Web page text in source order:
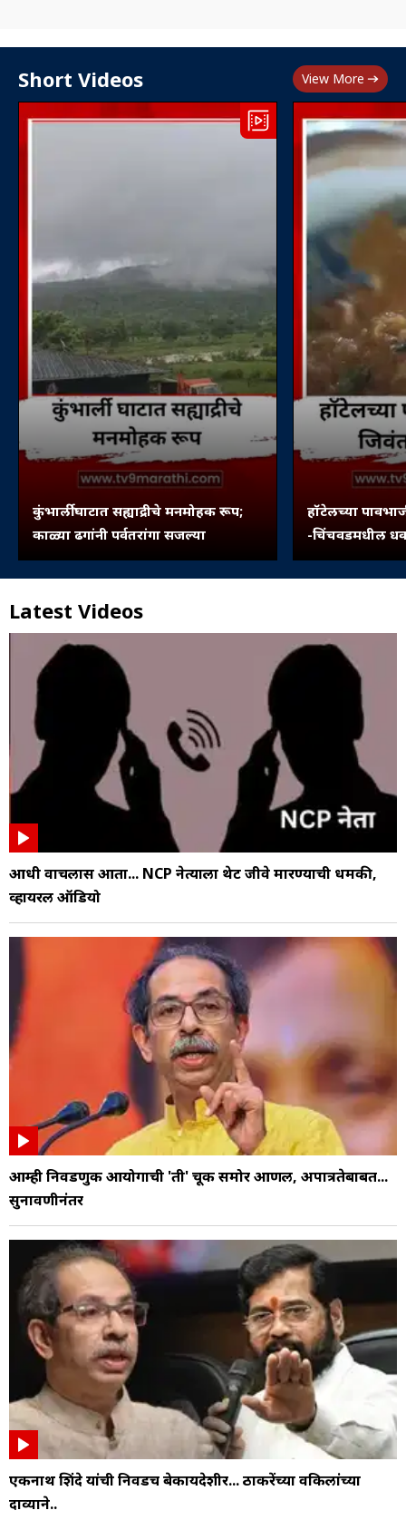
Short Videos View More
कुंभार्ली घाटात सह्याद्रीचे मनमोहक रूप;
काळ्या ढगांनी पर्वतरांगा सजल्या
हॉटेलच्या
-चिंचवडमधील
Latest Videos
आधी वाचलास आता... NCP नेत्याला थेट जीवे मारण्याची धमकी,
व्हायरल ऑडियो
आम्ही निवडणुक आयोगाची 'ती' चूक समोर आणली, अपात्रतेबाबत...
सुनावणीनंतर
एकनाथ शिंदे यांची निवडच बेकायदेशीर... ठाकरेंच्या वकिलांच्या
दाव्याने..